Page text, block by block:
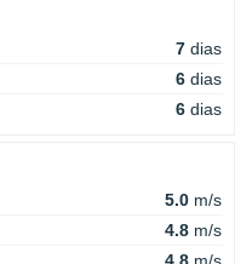
7 dias
6 dias
6 dias
5.0 m/s
4.8 m/s